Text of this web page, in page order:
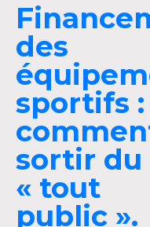
des
sportifs :
sortir du
« tout
public ».